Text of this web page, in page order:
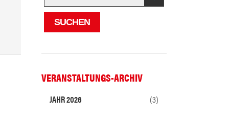
VERANSTALTUNGS-ARCHIV
JAHR 2026
(3)